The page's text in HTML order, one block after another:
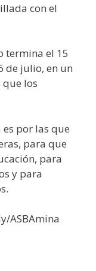
con el
termina el 15
de julio, en un
que los
por las que
para que
para
y para
ASBAmina